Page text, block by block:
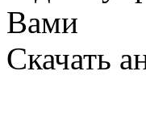
Вами
Скачать